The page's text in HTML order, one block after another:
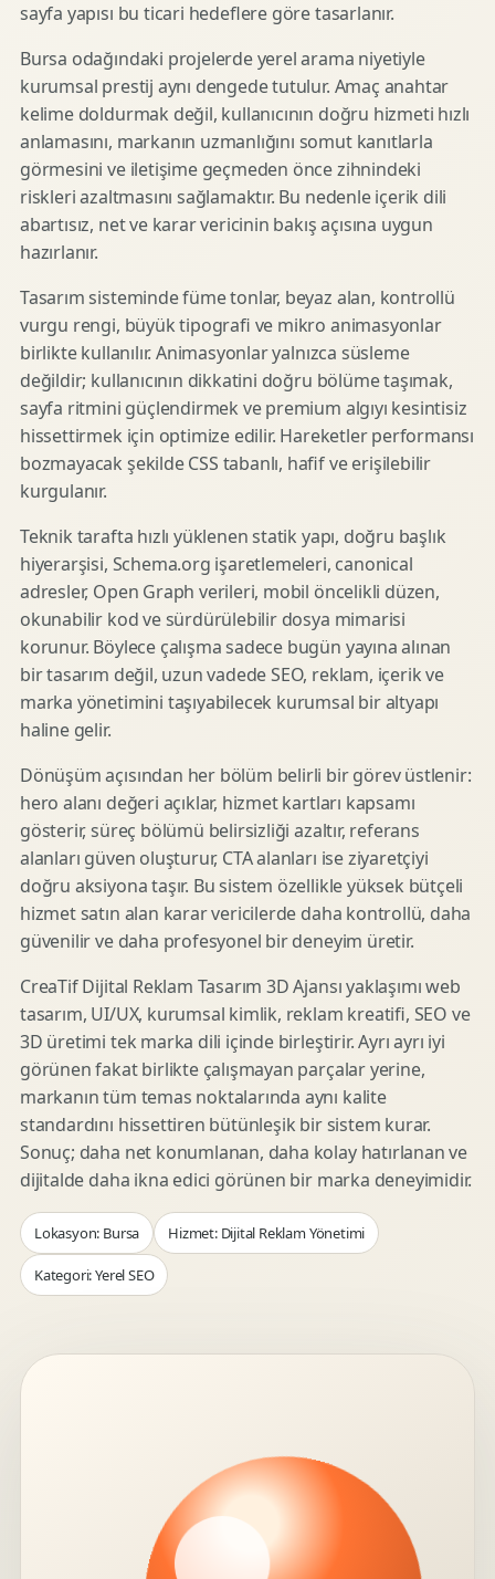
sayfa yapısı bu ticari hedeflere göre tasarlanır.
Bursa odağındaki projelerde yerel arama niyetiyle
kurumsal prestij aynı dengede tutulur. Amaç anahtar
kelime doldurmak değil, kullanıcının doğru hizmeti hızlı
anlamasını, markanın uzmanlığını somut kanıtlarla
görmesini ve iletişime geçmeden önce zihnindeki
riskleri azaltmasını sağlamaktır. Bu nedenle içerik dili
abartısız, net ve karar vericinin bakış açısına uygun
hazırlanır.
Tasarım sisteminde füme tonlar, beyaz alan, kontrollü
vurgu rengi, büyük tipografi ve mikro animasyonlar
birlikte kullanılır. Animasyonlar yalnızca süsleme
değildir; kullanıcının dikkatini doğru bölüme taşımak,
sayfa ritmini güçlendirmek ve premium algıyı kesintisiz
hissettirmek için optimize edilir. Hareketler performansı
bozmayacak şekilde CSS tabanlı, hafif ve erişilebilir
kurgulanır.
Teknik tarafta hızlı yüklenen statik yapı, doğru başlık
hiyerarşisi, Schema.org işaretlemeleri, canonical
adresler, Open Graph verileri, mobil öncelikli düzen,
okunabilir kod ve sürdürülebilir dosya mimarisi
korunur. Böylece çalışma sadece bugün yayına alınan
bir tasarım değil, uzun vadede SEO, reklam, içerik ve
marka yönetimini taşıyabilecek kurumsal bir altyapı
haline gelir.
Dönüşüm açısından her bölüm belirli bir görev üstlenir:
hero alanı değeri açıklar, hizmet kartları kapsamı
gösterir, süreç bölümü belirsizliği azaltır, referans
alanları güven oluşturur, CTA alanları ise ziyaretçiyi
doğru aksiyona taşır. Bu sistem özellikle yüksek bütçeli
hizmet satın alan karar vericilerde daha kontrollü, daha
güvenilir ve daha profesyonel bir deneyim üretir.
CreaTif Dijital Reklam Tasarım 3D Ajansı yaklaşımı web
tasarım, UI/UX, kurumsal kimlik, reklam kreatifi, SEO ve
3D üretimi tek marka dili içinde birleştirir. Ayrı ayrı iyi
görünen fakat birlikte çalışmayan parçalar yerine,
markanın tüm temas noktalarında aynı kalite
standardını hissettiren bütünleşik bir sistem kurar.
Sonuç; daha net konumlanan, daha kolay hatırlanan ve
dijitalde daha ikna edici görünen bir marka deneyimidir.
Lokasyon: Bursa Hizmet: Dijital Reklam Yönetimi
Kategori: Yerel SEO